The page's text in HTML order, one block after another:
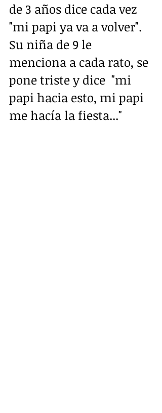
de 3 años dice cada vez
"mi papi ya va a volver".
Su niña de 9 le
menciona a cada rato, se
pone triste y dice  "mi
papi hacia esto, mi papi
me hacía la fiesta..."